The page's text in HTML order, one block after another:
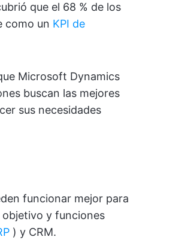
que el 68 % de los
como un KPI de
Microsoft Dynamics
buscan las mejores
sus necesidades
funcionar mejor para
objetivo y funciones
) y CRM.